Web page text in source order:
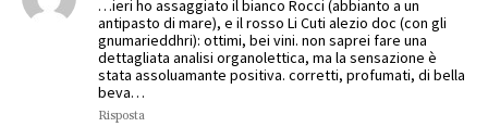
…ieri ho assaggiato il bianco Rocci (abbianto a un
antipasto di mare), e il rosso Li Cuti alezio doc (con gli
gnumarieddhri): ottimi, bei vini. non saprei fare una
dettagliata analisi organolettica, ma la sensazione è
stata assoluamante positiva. corretti, profumati, di bella
beva…
Risposta